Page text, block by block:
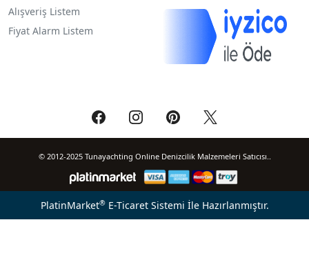
Alışveriş Listem
Fiyat Alarm Listem
© 2012-2025 Tunayachting Online Denizcilik Malzemeleri Satıcısı..
PlatinMarket®E-Ticaret Sistemi İle Hazırlanmıştır.